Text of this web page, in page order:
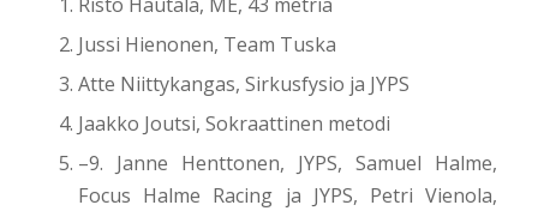
Jussi Hienonen, Team Tuska
Atte Niittykangas, Sirkusfysio ja JYPS
Jaakko Joutsi, Sokraattinen metodi
–9. Janne Henttonen, JYPS, Samuel Halme,
Focus Halme Racing ja JYPS, Petri Vienola,